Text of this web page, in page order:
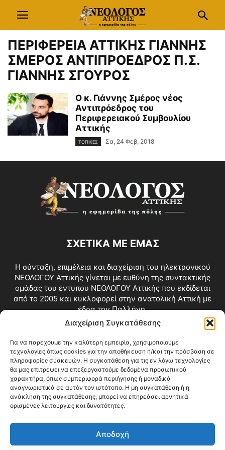
Διαχείριση Συγκατάθεσης
Για να παρέχουμε την καλύτερη εμπειρία, χρησιμοποιούμε
τεχνολογίες όπως cookies για την αποθήκευση ή/και την πρόσβαση σε
πληροφορίες συσκευών. Η συγκατάθεση για τις εν λόγω τεχνολογίες
θα μας επιτρέψει να επεξεργαστούμε δεδομένα προσωπικού
χαρακτήρα, όπως συμπεριφορά περιήγησης ή μοναδικά
αναγνωριστικά σε αυτόν τον ιστότοπο. Η μη συγκατάθεση ή η
ανάκληση της συγκατάθεσης, μπορεί να επηρεάσει αρνητικά
ορισμένες λειτουργίες και δυνατότητες.
Αποδοχή
ΠΕΡΙΦΕΡΕΙΑ ΑΤΤΙΚΗΣ ΓΙΑΝΝΗΣ
ΣΜΕΡΟΣ ΑΝΤΙΠΡΟΕΔΡΟΣ Π.Σ.
ΓΙΑΝΝΗΣ ΣΓΟΥΡΟΣ
Ο κ. Γιάννης Σμέρος νέος
Αντιπρόεδρος του
Περιφερειακού Συμβουλίου
Αττικής
ΤΟΠΙΚΕΣ Σα, 24 Φεβ, 2018
ΣΧΕΤΙΚΑ ΜΕ ΕΜΑΣ
Η σύνταξη, επιμέλεια και διαχείριση του ηλεκτρονικού
ΝΕΟΛΟΓΟΥ Αττικής γίνεται με ευθύνη της συντακτικής
ομάδας του έντυπου ΝΕΟΛΟΓΟΥ Αττικής που εκδίδεται
από το 2005 και κυκλοφορεί στην ανατολική Αττική με
έδρα την Παλλήνη.
Επικοινωνία:info@neologosattikis.gr
ΑΚΟΛΟΥΘΗΣΕ ΜΑΣ